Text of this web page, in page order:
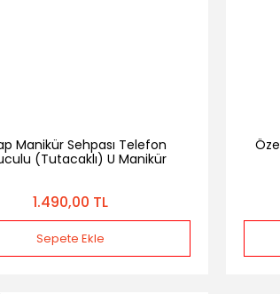
Manikür Sehpası Telefon
(Tutacaklı) U Manikür
1.490,00 TL
Sepete Ekle